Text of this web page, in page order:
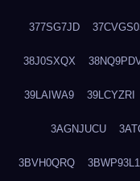
377SG7JD
38J0SXQX
39LAIWA9 39LCYZRI
3AGNJUCU
3BVH0QRQ 3BWP93L1